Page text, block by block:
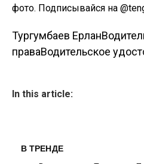
фото. Подписывайся на
Тургумбаев Ерлан
праваВодительское
In this article:
В ТРЕНДЕ